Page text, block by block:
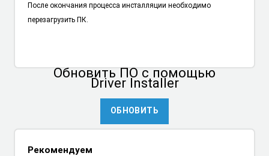
После окончания процесса инсталляции необходимо
перезагрузить ПК.
Обновить ПОс помощью
Driver Installer
ОБНОВИТЬ
Рекомендуем